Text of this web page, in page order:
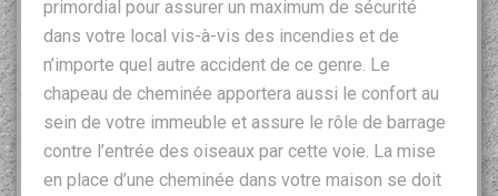
primordial pour assurer un maximum de sécurité
dans votre local vis-à-vis des incendies et de
n’importe quel autre accident de ce genre. Le
chapeau de cheminée apportera aussi le confort au
sein de votre immeuble et assure le rôle de barrage
contre l’entrée des oiseaux par cette voie. La mise
en place d’une cheminée dans votre maison se doit